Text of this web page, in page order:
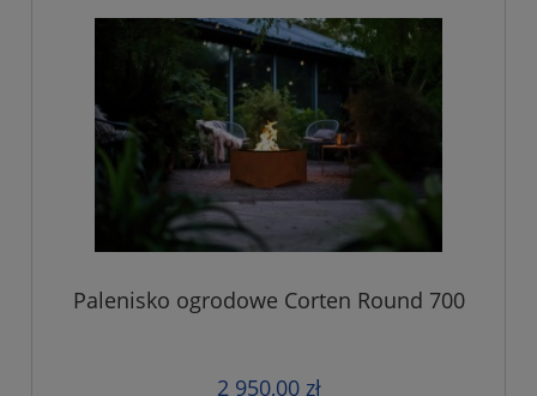
Palenisko ogrodowe Corten Round 700
2 950,00 zł